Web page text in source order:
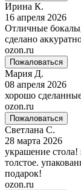
Ирина К.
16 апреля 2026
Отличные
сделано
ozon.ru
Пожаловаться
Мария Д.
08 апреля 2026
хорошо
ozon.ru
Пожаловаться
Светлана С.
28 марта 2026
украшение стола!
толстое.
подарок!
ozon.ru